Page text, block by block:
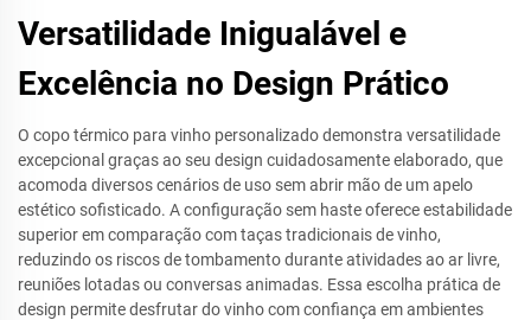
Versatilidade Inigualável e
Excelência no Design Prático
O copo térmico para vinho personalizado demonstra versatilidade
excepcional graças ao seu design cuidadosamente elaborado, que
acomoda diversos cenários de uso sem abrir mão de um apelo
estético sofisticado. A configuração sem haste oferece estabilidade
superior em comparação com taças tradicionais de vinho,
reduzindo os riscos de tombamento durante atividades ao ar livre,
reuniões lotadas ou conversas animadas. Essa escolha prática de
design permite desfrutar do vinho com confiança em ambientes